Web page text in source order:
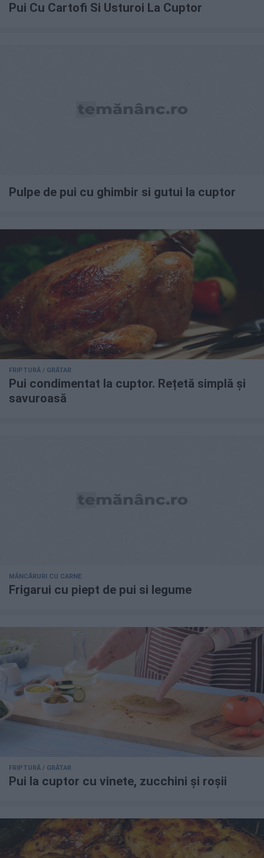
Pui Cu Cartofi Si Usturoi La Cuptor
Pulpe de pui cu ghimbir si gutui la cuptor
FRIPTURĂ / GRĂTAR
Pui condimentat la cuptor. Rețetă simplă și
savuroasă
MÂNCĂRURI CU CARNE
Frigarui cu piept de pui si legume
FRIPTURĂ / GRĂTAR
Pui la cuptor cu vinete, zucchini și roșii